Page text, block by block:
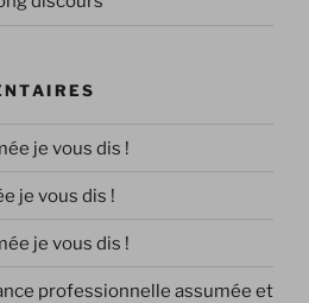
je vous dis !
je vous dis !
je vous dis !
professionnelle assumée et